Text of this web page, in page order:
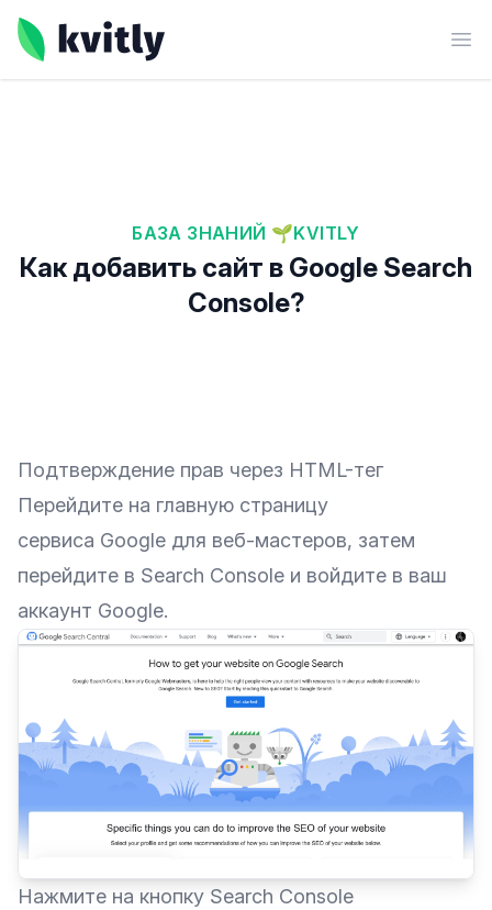
kvitly
БАЗА ЗНАНИЙ 🌱KVITLY
Как добавить сайт в Google Search
Console?
Подтверждение прав через HTML-тег
Перейдите на главную страницу
сервиса Google для веб-мастеров, затем
перейдите в Search Console и войдите в ваш
аккаунт Google.
Нажмите на кнопку Search Console